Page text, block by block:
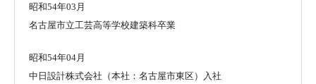
昭和54年03月
名古屋市立工芸高等学校建築科卒業
昭和54年04月
中日設計株式会社（本社：名古屋市東区）入社